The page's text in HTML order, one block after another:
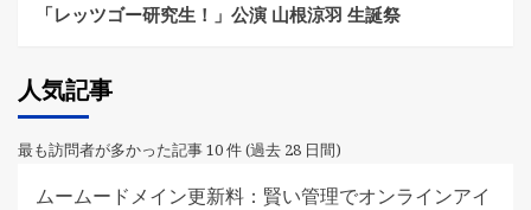
「レッツゴー研究生！」公演 山根涼羽 生誕祭
人気記事
最も訪問者が多かった記事 10 件 (過去 28 日間)
ムームードメイン更新料：賢い管理でオンラインアイ